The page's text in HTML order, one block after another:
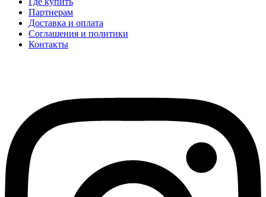
Партнерам
Доставка и оплата
Соглашения и политики
Контакты